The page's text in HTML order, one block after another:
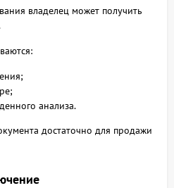
владелец может получить
анализа.
достаточно для продажи